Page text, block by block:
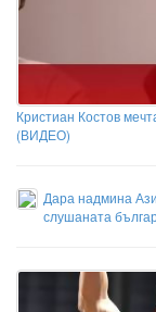
Кристиан Костов
(ВИДЕО)
Дара надмина
слушаната